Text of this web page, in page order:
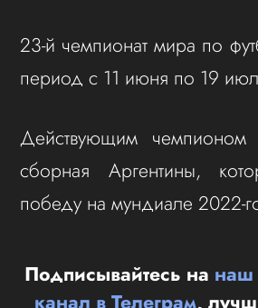
23-й чемпионат мира по
период с 11 июня по 19
Действующим чемпионом
сборная Аргентины,
победу на мундиале 2022-
Подписывайтесь на наш